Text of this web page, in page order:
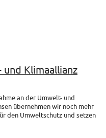
Klimaallianz
an der Umwelt- und
übernehmen wir noch mehr
den Umweltschutz und setzen